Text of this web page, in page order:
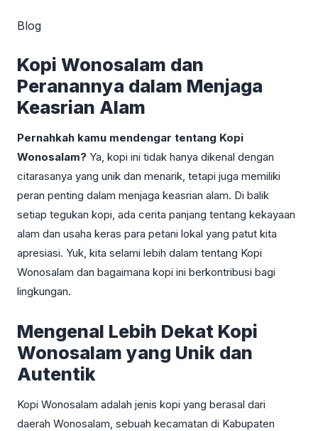
Blog
Kopi Wonosalam dan
Peranannya dalam Menjaga
Keasrian Alam
Pernahkah kamu mendengar tentang Kopi
Wonosalam? Ya, kopi ini tidak hanya dikenal dengan
citarasanya yang unik dan menarik, tetapi juga memiliki
peran penting dalam menjaga keasrian alam. Di balik
setiap tegukan kopi, ada cerita panjang tentang kekayaan
alam dan usaha keras para petani lokal yang patut kita
apresiasi. Yuk, kita selami lebih dalam tentang Kopi
Wonosalam dan bagaimana kopi ini berkontribusi bagi
lingkungan.
Mengenal Lebih Dekat Kopi
Wonosalam yang Unik dan
Autentik
Kopi Wonosalam adalah jenis kopi yang berasal dari
daerah Wonosalam, sebuah kecamatan di Kabupaten